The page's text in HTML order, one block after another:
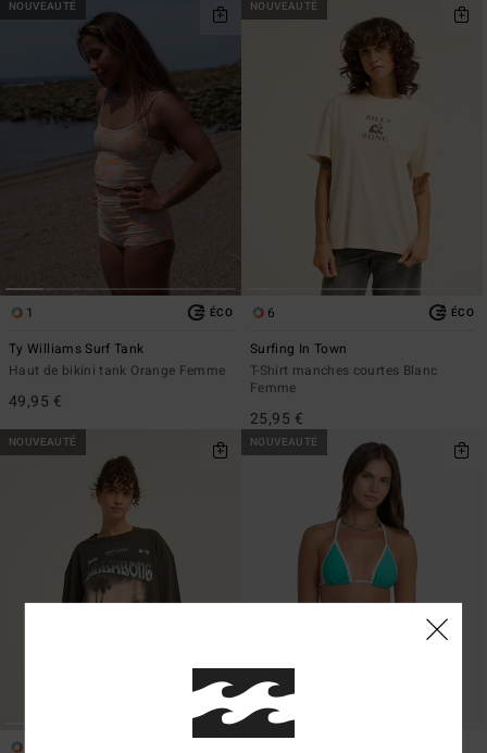
NOUVEAUTÉ
1 ÉCO
Ty Williams Surf Tank
Haut de bikini tank Orange Femme
49,95 €
NOUVEAUTÉ
6 ÉCO
Surfing In Town
T-Shirt manches courtes Blanc
Femme
25,95 €
NOUVEAUTÉ NOUVEAUTÉ